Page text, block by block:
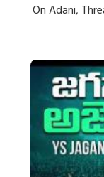
On Adani,